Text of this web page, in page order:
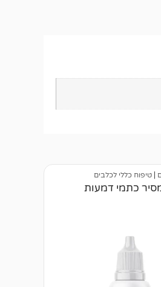
טיפוח כללי לכלבים
מסיר כתמי דמעות